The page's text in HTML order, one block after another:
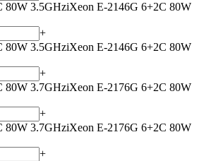
80W 3.5GHziXeon E-2146G 6+2C 80W
+
80W 3.5GHziXeon E-2146G 6+2C 80W
+
80W 3.7GHziXeon E-2176G 6+2C 80W
+
80W 3.7GHziXeon E-2176G 6+2C 80W
+